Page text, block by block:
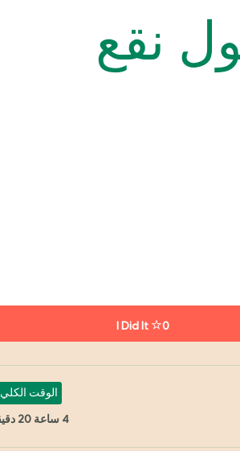
نقع
I Did It 0
الوقت الكلي
4 ساعة 20 دقيقة